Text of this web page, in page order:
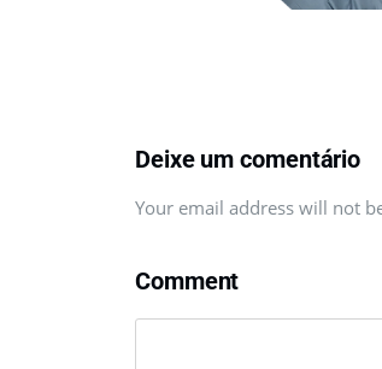
Deixe um comentário
Your email address will not
Comment